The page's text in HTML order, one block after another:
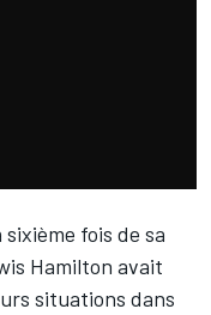
fois de sa
Hamilton avait
situations dans